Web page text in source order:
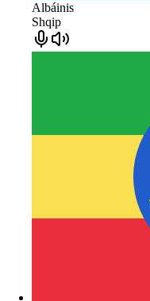
Albáinis
Shqip